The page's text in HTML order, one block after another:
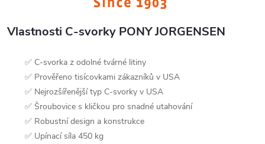
Vlastnosti C-svorky PONY JORGENSEN
✅ C-svorka z odolné tvárné litiny
✅ Prověřeno tisícovkami zákazníků v USA
✅ Nejrozšířenější typ C-svorky v USA
✅ Šroubovice s kličkou pro snadné utahování
✅ Robustní design a konstrukce
✅ Upínací síla 450 kg